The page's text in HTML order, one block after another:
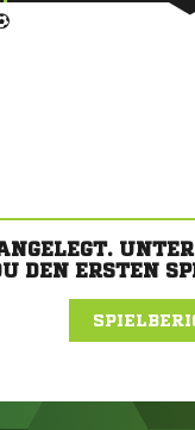
DEN ERSTEN